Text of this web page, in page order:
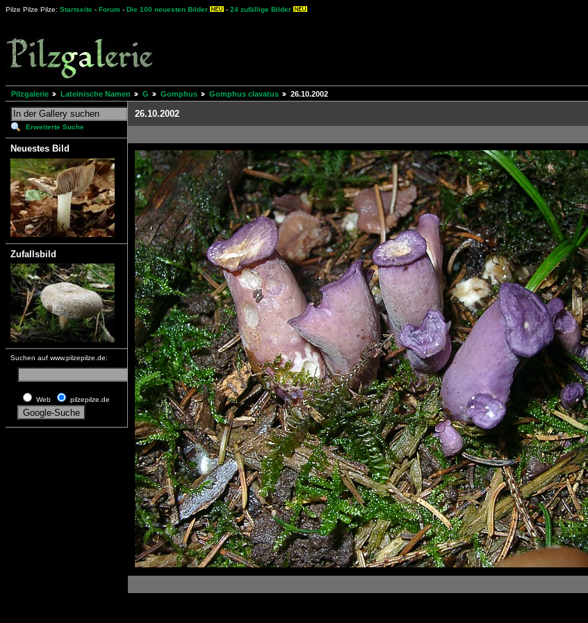
Pilze Pilze Pilze: Startseite - Forum - Die 100 neuesten Bilder - 24 zufällige Bilder
Pilzgalerie Lateinische Namen G Gomphus Gomphus clavatus 26.10.2002
Erweiterte Suche
Neuestes Bild
Zufallsbild
Suchen auf www.pilzepilze.de:
Web pilzepilze.de
26.10.2002